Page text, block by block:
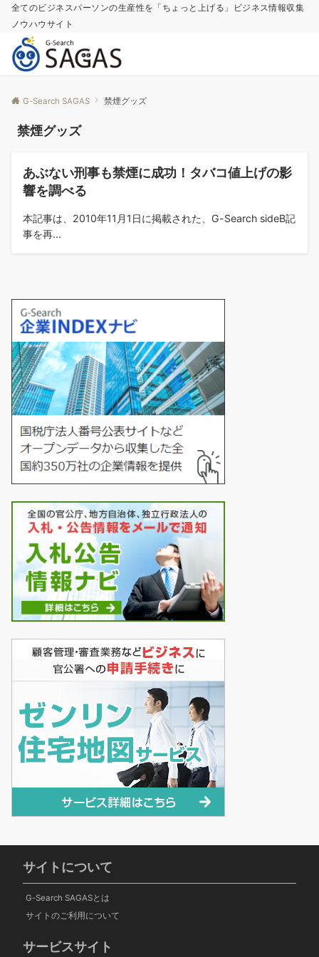
全てのビジネスパーソンの生産性を「ちょっと上げる」ビジネス情報収集
ノウハウサイト
G-Search SAGAS 禁煙グッズ
禁煙グッズ
あぶない刑事も禁煙に成功！タバコ値上げの影
響を調べる
本記事は、2010年11月1日に掲載された、G-Search sideB記
事を再...
サイトについて
G-Search SAGASとは
サイトのご利用について
サービスサイト